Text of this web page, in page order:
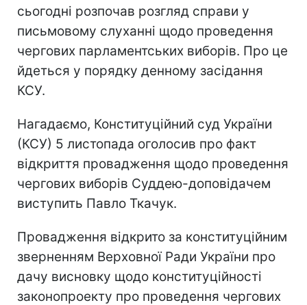
сьогодні розпочав розгляд справи у
письмовому слуханні щодо проведення
чергових парламентських виборів. Про це
йдеться у порядку денному засідання
КСУ.
Нагадаємо, Конституційний суд України
(КСУ) 5 листопада оголосив про факт
відкриття провадження щодо проведення
чергових виборів Суддею-доповідачем
виступить Павло Ткачук.
Провадження відкрито за конституційним
зверненням Верховної Ради України про
дачу висновку щодо конституційності
законопроекту про проведення чергових